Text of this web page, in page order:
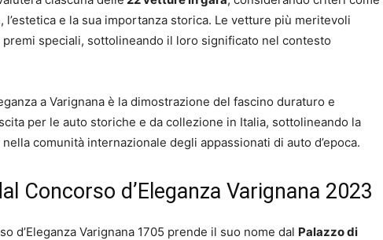
l’estetica e la sua importanza storica. Le vetture più meritevoli
speciali, sottolineando il loro significato nel contesto
a Varignana è la dimostrazione del fascino duraturo e
per le auto storiche e da collezione in Italia, sottolineando la
comunità internazionale degli appassionati di auto d’epoca.
Concorso d’Eleganza Varignana 2023
d’Eleganza Varignana 1705 prende il suo nome dal Palazzo di